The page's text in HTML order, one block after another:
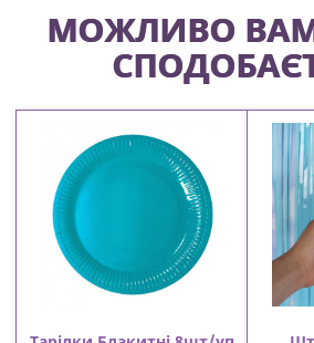
МОЖЛИВО